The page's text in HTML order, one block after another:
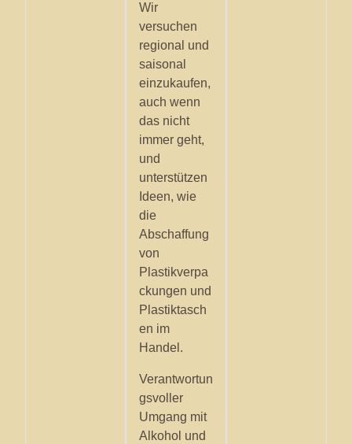
Wir
versuchen
regional und
saisonal
einzukaufen,
auch wenn
das nicht
immer geht,
und
unterstützen
Ideen, wie
die
Abschaffung
von
Plastikverpa
ckungen und
Plastiktasch
en im
Handel.
Verantwortun
gsvoller
Umgang mit
Alkohol und